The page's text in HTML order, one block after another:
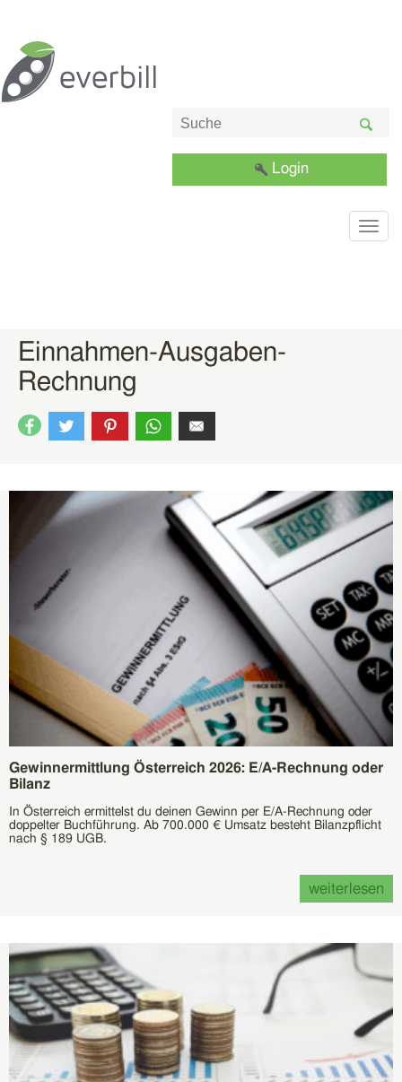
Login
Einnahmen-Ausgaben-
Rechnung
Gewinnermittlung Österreich 2026: E/A-Rechnung oder
Bilanz
In Österreich ermittelst du deinen Gewinn per E/A-Rechnung oder
doppelter Buchführung. Ab 700.000 € Umsatz besteht Bilanzpflicht
nach § 189 UGB.
weiterlesen